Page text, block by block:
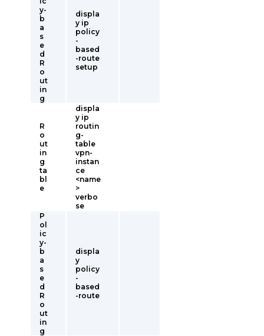
y-
b
a
s
e
d
R
o
ut
in
g
displa
y ip
policy
-
based
-route
setup
R
o
ut
in
g
ta
bl
e
displa
y ip
routin
g-
table
vpn-
instan
ce
<name
>
verbo
se
P
ol
ic
y-
b
a
s
e
d
R
o
ut
in
g
displa
y
policy
-
based
-route